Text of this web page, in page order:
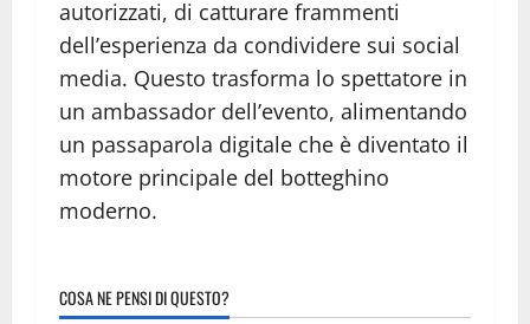
autorizzati, di catturare frammenti
dell’esperienza da condividere sui social
media. Questo trasforma lo spettatore in
un ambassador dell’evento, alimentando
un passaparola digitale che è diventato il
motore principale del botteghino
moderno.
COSA NE PENSI DI QUESTO?